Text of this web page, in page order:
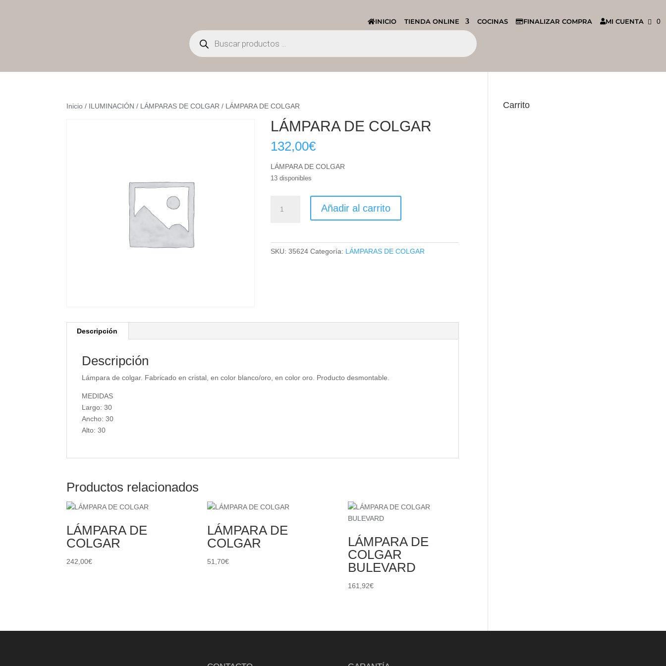
INICIO TIENDA ONLINE COCINAS FINALIZAR COMPRA MI CUENTA
0
Búsqueda
de
productos
Inicio / ILUMINACIÓN / LÁMPARAS DE COLGAR / LÁMPARA DE COLGAR
LÁMPARA DE COLGAR
132,00€
LÁMPARA DE COLGAR
13 disponibles
Añadir al carrito
SKU:35624 Categoría: LÁMPARAS DE COLGAR
Descripción
Descripción
Lámpara de colgar. Fabricado en cristal, en color blanco/oro, en color oro. Producto desmontable.
MEDIDAS
Largo: 30
Ancho: 30
Alto: 30
Productos relacionados
LÁMPARA DE
COLGAR
242,00€
LÁMPARA DE
COLGAR
51,70€
LÁMPARA DE
COLGAR
BULEVARD
161,92€
Carrito